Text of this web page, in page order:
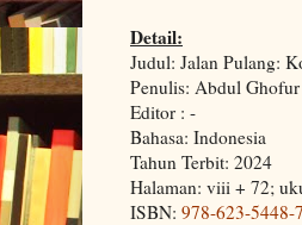
Detail:
Judul: Jalan Pulang:
Penulis: Abdul Ghofur
Editor : -
Bahasa: Indonesia
Tahun Terbit: 2024
Halaman: viii + 72;
ISBN: 978-623-5448-